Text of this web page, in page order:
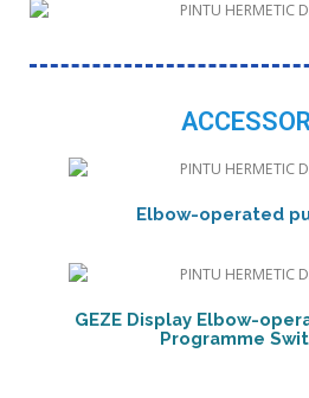
Elbow-operated
GEZE Display Elbow-
Programme